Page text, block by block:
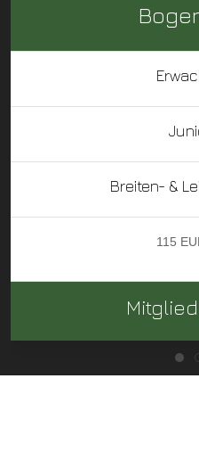
Breiten- &
115